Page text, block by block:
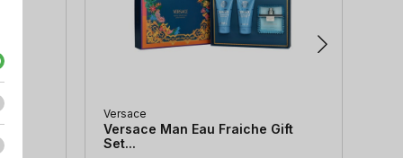
Versace
Versace Man Eau Fraiche Gift
Set...